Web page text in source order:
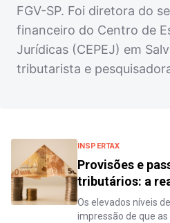
FGV-SP. Foi diretora do
financeiro do Centro de
Jurídicas (CEPEJ) em
tributarista e
INSPERTAX
Provisões e
tributários: a
Os elevados níveis
impressão de que